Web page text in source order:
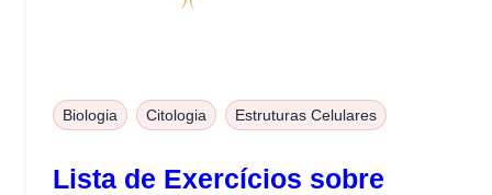
Biologia Citologia Estruturas Celulares
Lista de Exercícios sobre